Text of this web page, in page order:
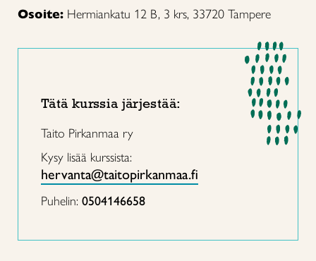
Osoite: Hermiankatu 12 B, 3 krs, 33720 Tampere
Tätä kurssia järjestää:
Taito Pirkanmaa ry
Kysy lisää kurssista:
hervanta@taitopirkanmaa.fi
Puhelin: 0504146658